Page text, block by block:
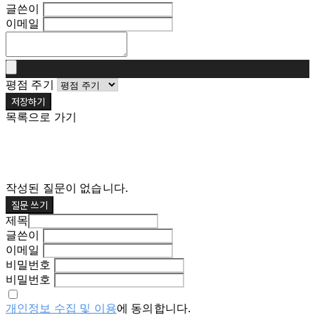
글쓴이
이메일
평점 주기
저장하기
목록으로 가기
작성된 질문이 없습니다.
질문 쓰기
제목
글쓴이
이메일
비밀번호
비밀번호
개인정보 수집 및 이용에 동의합니다.